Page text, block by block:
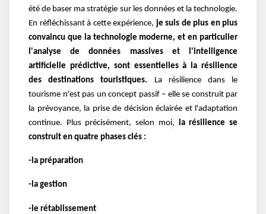
été de baser ma stratégie sur les données et la technologie.
En réfléchissant à cette expérience, je suis de plus en plus
convaincu que la technologie moderne, et en particulier
l'analyse de données massives et l'intelligence
artificielle prédictive, sont essentielles à la résilience
des destinations touristiques.
La résilience dans le
tourisme n'est pas un concept passif – elle se construit par
la prévoyance, la prise de décision éclairée et l'adaptation
continue. Plus précisément, selon moi, la résilience se
construit en quatre phases clés :
-la préparation
-la gestion
-le rétablissement